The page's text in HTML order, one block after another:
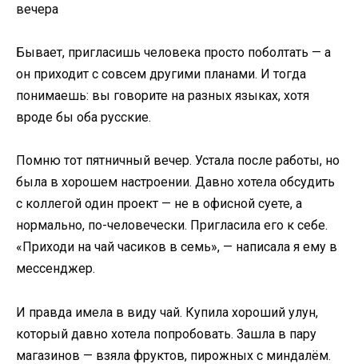
вечера
Бывает, пригласишь человека просто поболтать — а
он приходит с совсем другими планами. И тогда
понимаешь: вы говорите на разных языках, хотя
вроде бы оба русские.
Помню тот пятничный вечер. Устала после работы, но
была в хорошем настроении. Давно хотела обсудить
с коллегой один проект — не в офисной суете, а
нормально, по-человечески. Пригласила его к себе.
«Приходи на чай часиков в семь», — написала я ему в
мессенджер.
И правда имела в виду чай. Купила хороший улун,
который давно хотела попробовать. Зашла в пару
магазинов — взяла фруктов, пирожных с миндалём.